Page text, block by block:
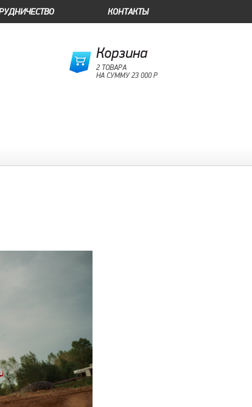
КОНТАКТЫ
Корзина
2 ТОВАРА
НА СУММУ 23 000 Р